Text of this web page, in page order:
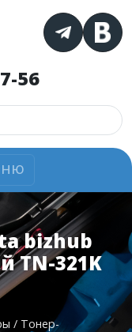
56
bizhub
TN-321K
/ Тонер-